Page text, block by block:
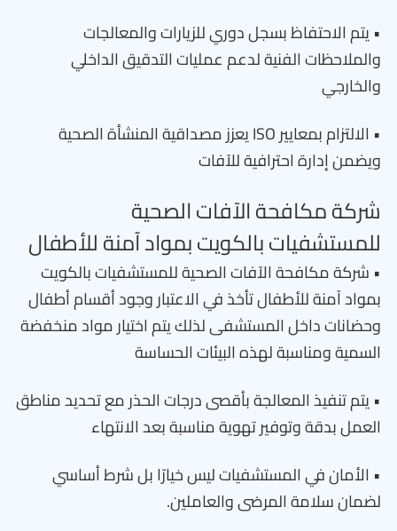
• يتم الاحتفاظ بسجل دوري للزيارات والمعالجات
والملاحظات الفنية لدعم عمليات التدقيق الداخلي
والخارجي
• الالتزام بمعايير ISO يعزز مصداقية المنشأة الصحية
ويضمن إدارة احترافية للآفات
شركة مكافحة الآفات الصحية
للمستشفيات بالكويت بمواد آمنة للأطفال
• شركة مكافحة الآفات الصحية للمستشفيات بالكويت
بمواد آمنة للأطفال تأخذ في الاعتبار وجود أقسام أطفال
وحضانات داخل المستشفى لذلك يتم اختيار مواد منخفضة
السمية ومناسبة لهذه البيئات الحساسة
• يتم تنفيذ المعالجة بأقصى درجات الحذر مع تحديد مناطق
العمل بدقة وتوفير تهوية مناسبة بعد الانتهاء
• الأمان في المستشفيات ليس خيارًا بل شرط أساسي
لضمان سلامة المرضى والعاملين.